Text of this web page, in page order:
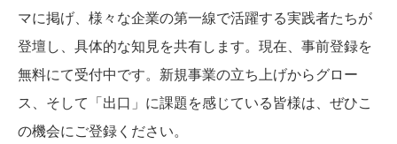
マに掲げ、様々な企業の第一線で活躍する実践者たちが
登壇し、具体的な知見を共有します。現在、事前登録を
無料にて受付中です。新規事業の立ち上げからグロー
ス、そして「出口」に課題を感じている皆様は、ぜひこ
の機会にご登録ください。